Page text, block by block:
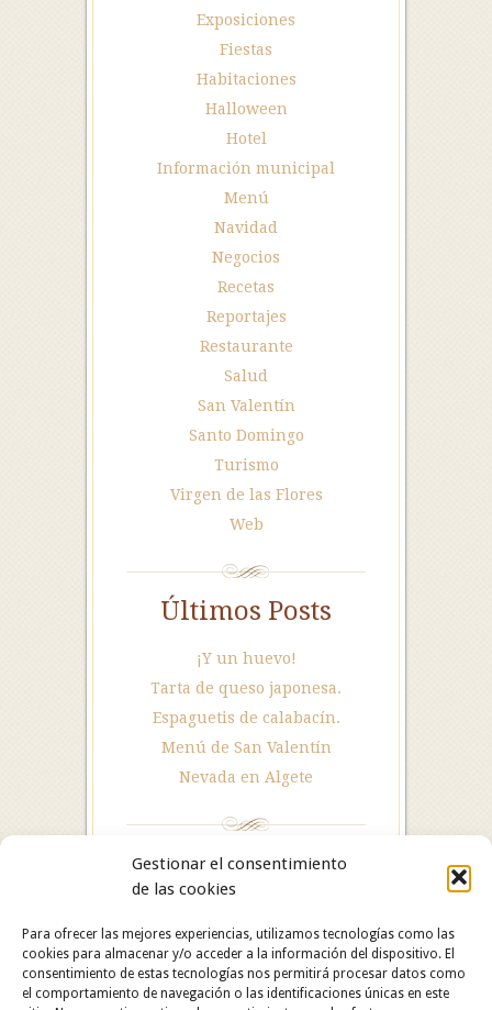
Gestionar el consentimiento
de las cookies
Para ofrecer las mejores experiencias, utilizamos tecnologías como las
cookies para almacenar y/o acceder a la información del dispositivo. El
consentimiento de estas tecnologías nos permitirá procesar datos como
el comportamiento de navegación o las identificaciones únicas en este
Exposiciones
Fiestas
Habitaciones
Halloween
Hotel
Información municipal
Menú
Navidad
Negocios
Recetas
Reportajes
Restaurante
Salud
San Valentín
Santo Domingo
Turismo
Virgen de las Flores
Web
Últimos Posts
¡Y un huevo!
Tarta de queso japonesa.
Espaguetis de calabacín.
Menú de San Valentín
Nevada en Algete